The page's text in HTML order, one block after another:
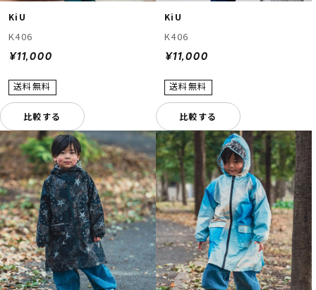
KiU
K406
¥11,000
比較する
KiU
K406
¥11,000
比較する